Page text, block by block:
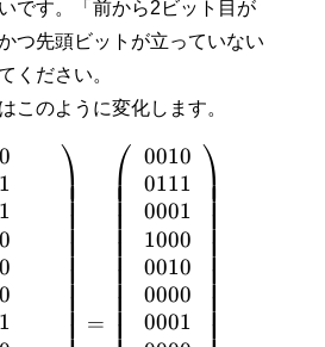
です。「前から2ビット目が
つ先頭ビットが立っていない
ください。
このように変化します。
0
1
1
0
0
0
1
⎟⎟⎟⎟⎟⎟⎟⎟⎟⎟⎟
⎟
⎞
= ⎜⎜⎜⎜⎜⎜⎜⎜⎜⎜⎜⎜⎛ 0010
0111
0001
1000
0010
0000
0001
⎟⎟⎟⎟⎟⎟⎟⎟⎟⎟⎟
⎟
⎞